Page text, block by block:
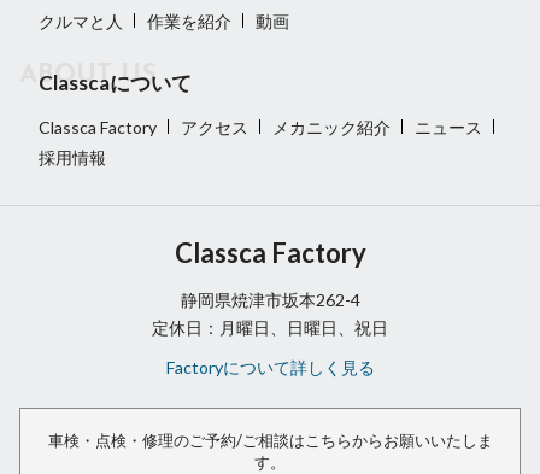
クルマと人 作業を紹介 動画
Classcaについて
Classca Factory アクセス メカニック紹介
ニュース
採用情報
Classca Factory
静岡県焼津市坂本262-4
定休日：月曜日、日曜日、祝日
Factoryについて詳しく見る
車検・点検・修理のご予約/ご相談は こちらからお願いいたしま
す。